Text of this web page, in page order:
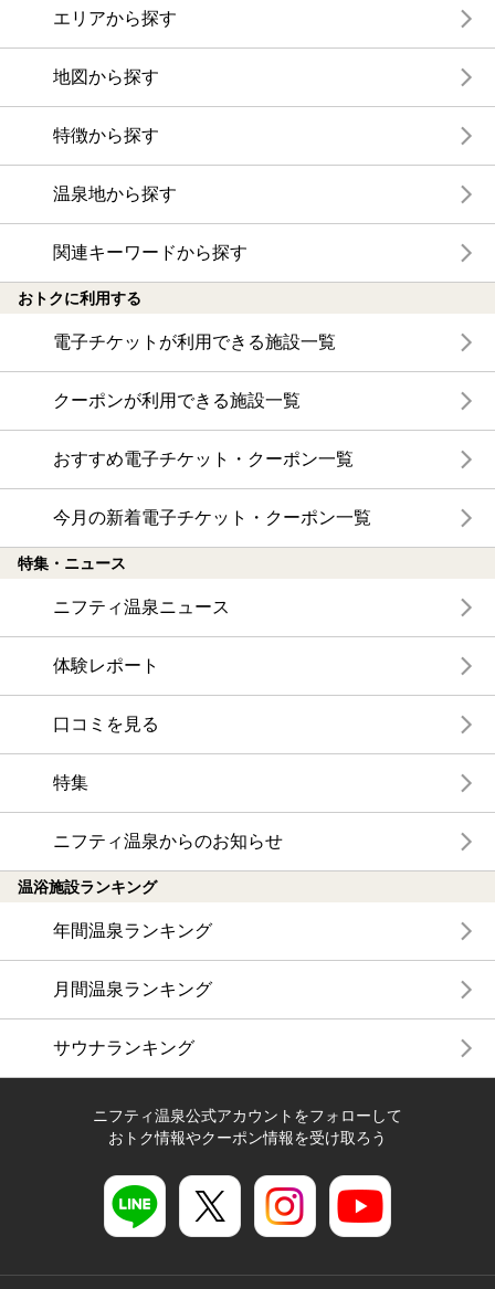
エリアから探す
地図から探す
特徴から探す
温泉地から探す
関連キーワードから探す
おトクに利用する
電子チケットが利用できる施設一覧
クーポンが利用できる施設一覧
おすすめ電子チケット・クーポン一覧
今月の新着電子チケット・クーポン一覧
特集・ニュース
ニフティ温泉ニュース
体験レポート
口コミを見る
特集
ニフティ温泉からのお知らせ
温浴施設ランキング
年間温泉ランキング
月間温泉ランキング
サウナランキング
ニフティ温泉公式アカウントをフォローして
おトク情報やクーポン情報を受け取ろう